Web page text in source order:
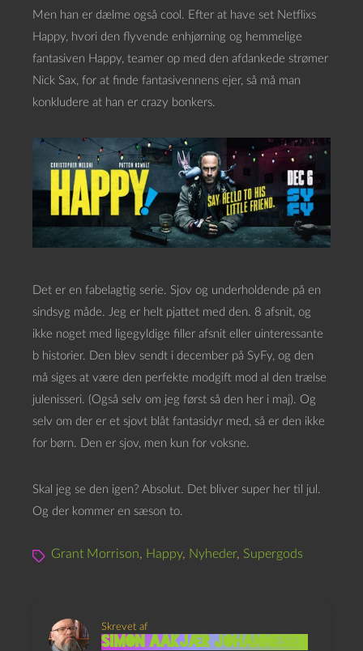
Men han er dælme også cool. Efter at have set Netflixs
Happy, hvori den flyvende enhjørning og hemmelige
fantasiven Happy, teamer op med den afdankede strømer
Nick Sax, for at finde fantasivennens ejer, så må man
konkludere at han er crazy bonkers.
Det er en fabelagtig serie. Sjov og underholdende på en
sindsyg måde. Jeg er helt pjattet med den. 8 afsnit, og
ikke noget med ligegyldige filler afsnit eller uinteressante
b historier. Den blev sendt i december på SyFy, og den
må siges at være den perfekte modgift mod al den trælse
julenisseri. (Også selv om jeg først så den her i maj). Og
selv om der er et sjovt blåt fantasidyr med, så er den ikke
for børn. Den er sjov, men kun for voksne.
Skal jeg se den igen? Absolut. Det bliver super her til jul.
Og der kommer en sæson to.
Grant Morrison, Happy, Nyheder, Supergods
Skrevet af
Simon Aakjær Johannesen